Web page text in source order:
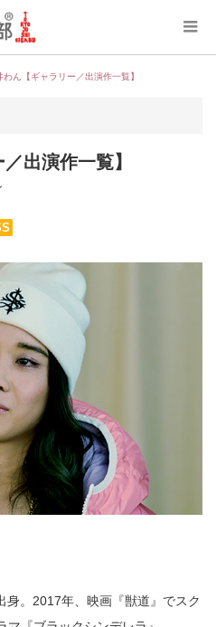
わん【ギャラリー／出演作一覧】
出演作一覧】
身。2017年、映画『獣道』でスク